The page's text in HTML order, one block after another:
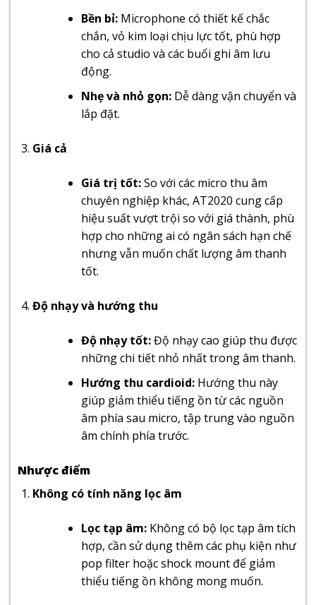
Bền bỉ:Microphone có thiết kế chắc
chắn, vỏ kim loại chịu lực tốt, phù hợp
cho cả studio và các buổi ghi âm lưu
động.
Nhẹ và nhỏ gọn:Dễ dàng vận chuyển và
lắp đặt.
Giá cả
Giá trị tốt:So với các micro thu âm
chuyên nghiệp khác, AT2020 cung cấp
hiệu suất vượt trội so với giá thành, phù
hợp cho những ai có ngân sách hạn chế
nhưng vẫn muốn chất lượng âm thanh
tốt.
Độ nhạy và hướng thu
Độ nhạy tốt:Độ nhạy cao giúp thu được
những chi tiết nhỏ nhất trong âm thanh.
Hướng thu cardioid:Hướng thu này
giúp giảm thiểu tiếng ồn từ các nguồn
âm phía sau micro, tập trung vào nguồn
âm chính phía trước.
Nhược điểm
Không có tính năng lọc âm
Lọc tạp âm:Không có bộ lọc tạp âm tích
hợp, cần sử dụng thêm các phụ kiện như
pop filter hoặc shock mount để giảm
thiểu tiếng ồn không mong muốn.